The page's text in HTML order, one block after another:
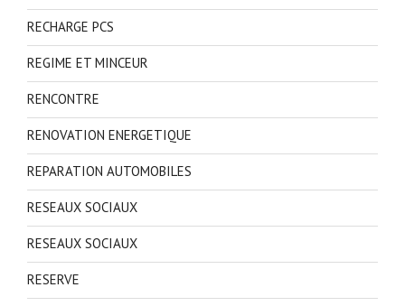
RECHARGE PCS
REGIME ET MINCEUR
RENCONTRE
RENOVATION ENERGETIQUE
REPARATION AUTOMOBILES
RESEAUX SOCIAUX
RESEAUX SOCIAUX
RESERVE